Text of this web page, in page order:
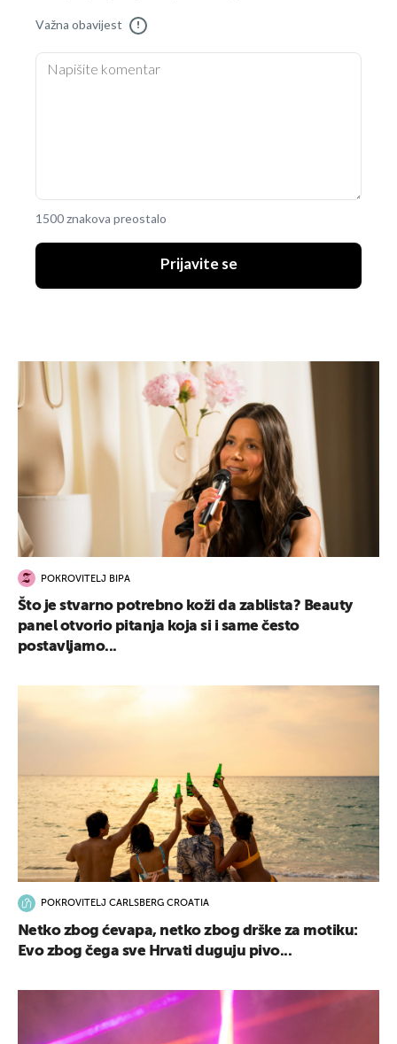
Važna obavijest !
1500 znakova preostalo
Prijavite se
POKROVITELJ BIPA
Što je stvarno potrebno koži da zablista? Beauty
panel otvorio pitanja koja si i same često
postavljamo...
POKROVITELJ CARLSBERG CROATIA
Netko zbog ćevapa, netko zbog drške za motiku:
Evo zbog čega sve Hrvati duguju pivo...